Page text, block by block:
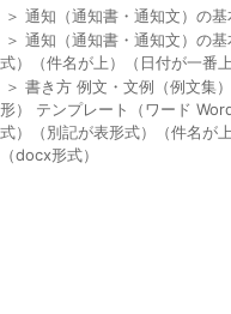
＞ 通知（通知書・通知文）の基
＞ 通知（通知書・通知文）の
式）（件名が上）（日付が一番
＞ 書き方 例文・文例（例文集
形） テンプレート（ワード
式）（別記が表形式）（件名が
（docx形式）